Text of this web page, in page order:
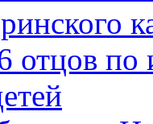
отцов по